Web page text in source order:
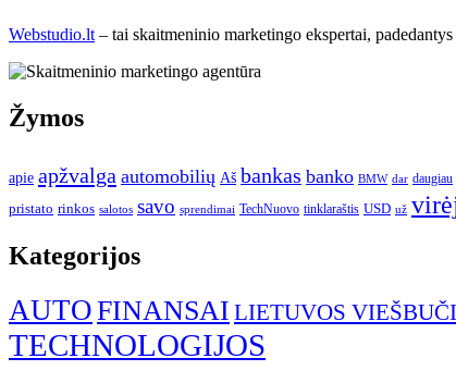
Webstudio.lt – tai skaitmeninio marketingo ekspertai,
Žymos
apie apžvalga automobilių Aš bankas banko BMW dar daugiau
pristato rinkos salotos savo sprendimai TechNuovo tinklaraštis USD už
Kategorijos
AUTOFINANSAI LIETUVOS
TECHNOLOGIJOS